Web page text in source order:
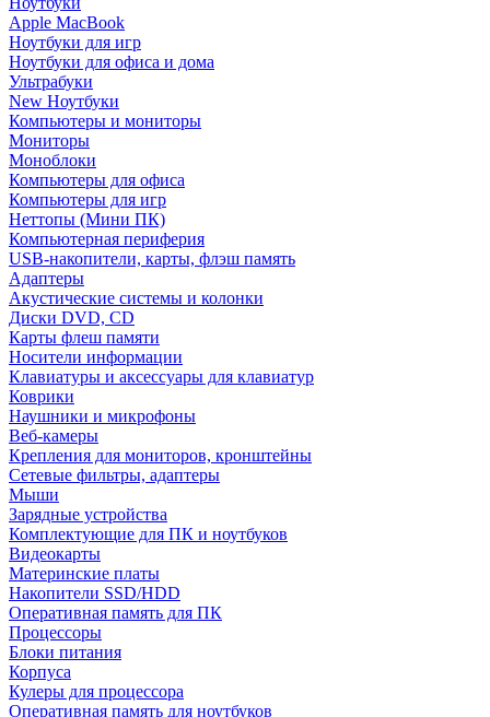
Apple MacBook
Ноутбуки для игр
Ноутбуки для офиса и дома
Ультрабуки
New Ноутбуки
Компьютеры и мониторы
Мониторы
Моноблоки
Компьютеры для офиса
Компьютеры для игр
Неттопы (Мини ПК)
Компьютерная периферия
USB-накопители, карты, флэш память
Адаптеры
Акустические системы и колонки
Диски DVD, CD
Карты флеш памяти
Носители информации
Клавиатуры и аксессуары для клавиатур
Коврики
Наушники и микрофоны
Веб-камеры
Крепления для мониторов, кронштейны
Сетевые фильтры, адаптеры
Мыши
Зарядные устройства
Комплектующие для ПК и ноутбуков
Видеокарты
Материнские платы
Накопители SSD/HDD
Оперативная память для ПК
Процессоры
Блоки питания
Корпуса
Кулеры для процессора
Оперативная память для ноутбуков